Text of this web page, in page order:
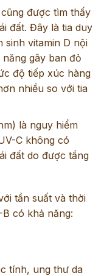
được tìm thấy
đất. Đây là tia duy
sinh vitamin D nội
gây ban đỏ
độ tiếp xúc hàng
nhiều so với tia
là nguy hiểm
C không có
đất do được tầng
tần suất và thời
có khả năng:
tính, ung thư da